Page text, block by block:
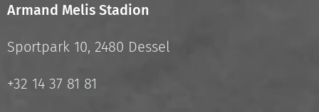
Armand Melis Stadion
Sportpark 10, 2480 Dessel
+32 14 37 81 81